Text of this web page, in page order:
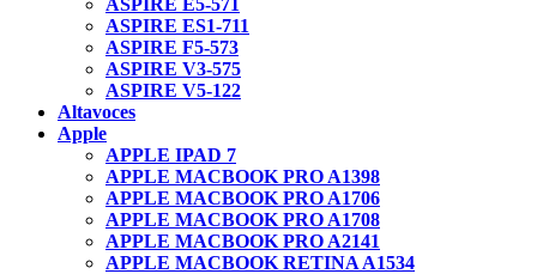
ASPIRE E5-571
ASPIRE ES1-711
ASPIRE F5-573
ASPIRE V3-575
ASPIRE V5-122
Altavoces
Apple
APPLE IPAD 7
APPLE MACBOOK PRO A1398
APPLE MACBOOK PRO A1706
APPLE MACBOOK PRO A1708
APPLE MACBOOK PRO A2141
APPLE MACBOOK RETINA A1534